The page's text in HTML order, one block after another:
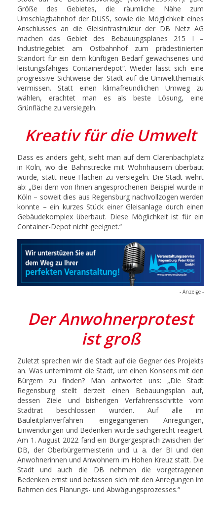
Größe des Gebietes, die räumliche Nähe zum
Umschlagbahnhof der DUSS, sowie die Möglichkeit eines
Anschlusses an die Gleisinfrastruktur der DB Netz AG
machen das Gebiet des Bebauungsplanes 215 I –
Industriegebiet am Ostbahnhof zum prädestinierten
Standort für ein dem künftigen Bedarf gewachsenes und
leistungsfähiges Containerdepot“. Wieder lässt sich eine
progressive Sichtweise der Stadt auf die Umweltthematik
vermissen. Statt einen klimafreundlichen Umweg zu
wählen, erachtet man es als beste Lösung, eine
Grünfläche zu versiegeln.
Kreativ für die Umwelt
Dass es anders geht, sieht man auf dem Clarenbachplatz
in Köln, wo die Bahnstrecke mit Wohnhäusern überbaut
wurde, statt neue Flächen zu versiegeln. Die Stadt wehrt
ab: „Bei dem von Ihnen angesprochenen Beispiel wurde in
Köln – soweit dies aus Regensburg nachvollzogen werden
konnte – ein kurzes Stück einer Gleisanlage durch einen
Gebäudekomplex überbaut. Diese Möglichkeit ist für ein
Container-Depot nicht geeignet.“
- Anzeige -
Der Anwohnerprotest
ist groß
Zuletzt sprechen wir die Stadt auf die Gegner des Projekts
an. Was unternimmt die Stadt, um einen Konsens mit den
Bürgern zu finden? Man antwortet uns: „Die Stadt
Regensburg stellt derzeit einen Bebauungsplan auf,
dessen Ziele und bisherigen Verfahrensschritte vom
Stadtrat beschlossen wurden. Auf alle im
Bauleitplanverfahren eingegangenen Anregungen,
Einwendungen und Bedenken wurde sachgerecht reagiert.
Am 1. August 2022 fand ein Bürgergespräch zwischen der
DB, der Oberbürgermeisterin und u. a. der BI und den
Anwohnerinnen und Anwohnern im Hohen Kreuz statt. Die
Stadt und auch die DB nehmen die vorgetragenen
Bedenken ernst und befassen sich mit den Anregungen im
Rahmen des Planungs- und Abwägungsprozesses.“